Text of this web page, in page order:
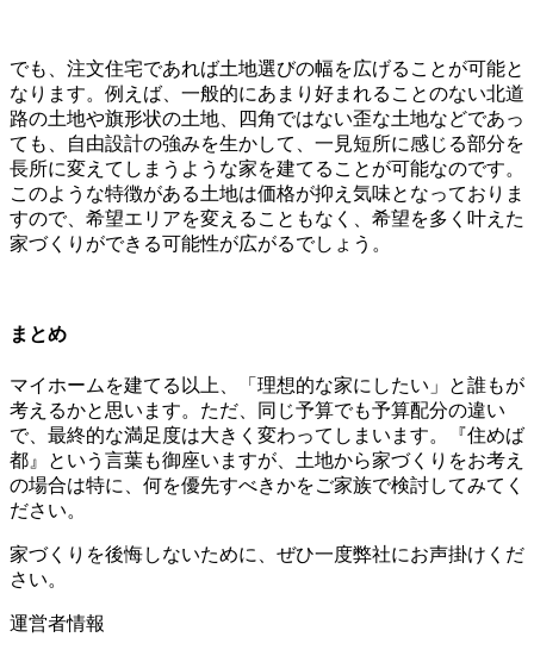
でも、注文住宅であれば土地選びの幅を広げることが可能と
なります。例えば、一般的にあまり好まれることのない北道
路の土地や旗形状の土地、四角ではない歪な土地などであっ
ても、自由設計の強みを生かして、一見短所に感じる部分を
長所に変えてしまうような家を建てることが可能なのです。
このような特徴がある土地は価格が抑え気味となっておりま
すので、希望エリアを変えることもなく、希望を多く叶えた
家づくりができる可能性が広がるでしょう。
まとめ
マイホームを建てる以上、「理想的な家にしたい」と誰もが
考えるかと思います。ただ、同じ予算でも予算配分の違い
で、最終的な満足度は大きく変わってしまいます。『住めば
都』という言葉も御座いますが、土地から家づくりをお考え
の場合は特に、何を優先すべきかをご家族で検討してみてく
ださい。
家づくりを後悔しないために、ぜひ一度弊社にお声掛けくだ
さい。
運営者情報